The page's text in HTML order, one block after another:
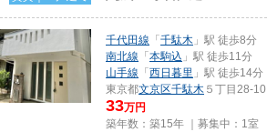
千代田線 「 千駄木 」駅 徒歩8分
南北線 「 本駒込 」駅 徒歩11分
山手線 「 西日暮里 」駅 徒歩14分
東京都文京区千駄木 ５丁目28-10
33万円
築年数：築15年 ｜募集中： 1室